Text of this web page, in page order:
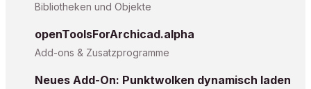
Bibliotheken und Objekte
openToolsForArchicad.alpha
Add-ons & Zusatzprogramme
Neues Add-On: Punktwolken dynamisch laden